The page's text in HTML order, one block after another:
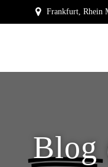
Frankfurt, Rhein
Blog